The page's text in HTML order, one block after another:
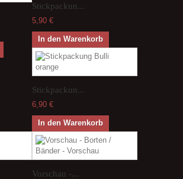
Stickpackun...
5,90 €
In den Warenkorb
Stickpackun...
6,90 €
In den Warenkorb
Vorschau -...